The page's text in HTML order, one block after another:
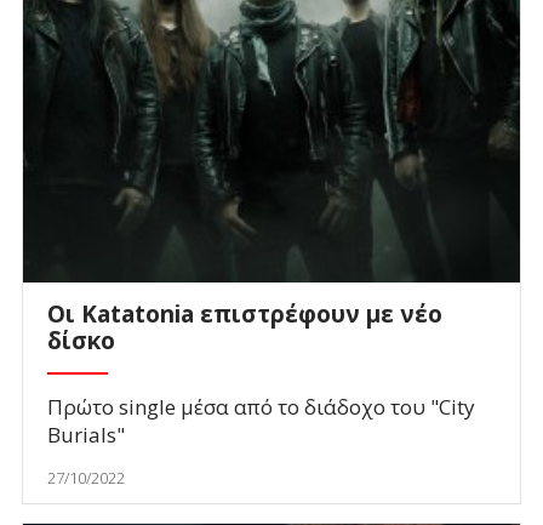
Οι Katatonia επιστρέφουν με νέο
δίσκο
Πρώτο single μέσα από το διάδοχο του "City
Burials"
27/10/2022